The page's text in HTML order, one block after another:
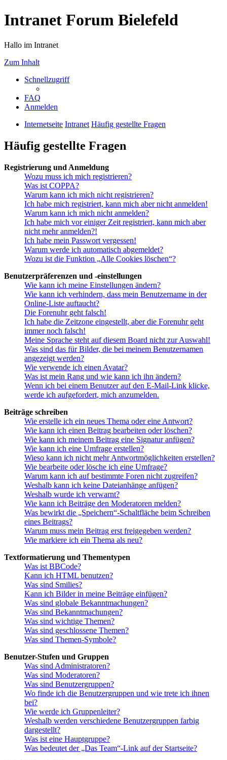
Intranet Forum Bielefeld
Hallo im Intranet
Zum Inhalt
Schnellzugriff
FAQ
Anmelden
Internetseite Intranet Häufig gestellte Fragen
Häufig gestellte Fragen
Registrierung und Anmeldung
Wozu muss ich mich registrieren?
Was ist COPPA?
Warum kann ich mich nicht registrieren?
Ich habe mich registriert, kann mich aber nicht anmelden!
Warum kann ich mich nicht anmelden?
Ich habe mich vor einiger Zeit registriert, kann mich aber
nicht mehr anmelden?!
Ich habe mein Passwort vergessen!
Warum werde ich automatisch abgemeldet?
Wozu ist die Funktion „Alle Cookies löschen“?
Benutzerpräferenzen und -einstellungen
Wie kann ich meine Einstellungen ändern?
Wie kann ich verhindern, dass mein Benutzername in der
Online-Liste auftaucht?
Die Forenuhr geht falsch!
Ich habe die Zeitzone eingestellt, aber die Forenuhr geht
immer noch falsch!
Meine Sprache steht auf diesem Board nicht zur Auswahl!
Was sind das für Bilder, die bei meinem Benutzernamen
angezeigt werden?
Wie verwende ich einen Avatar?
Was ist mein Rang und wie kann ich ihn ändern?
Wenn ich bei einem Benutzer auf den E-Mail-Link klicke,
werde ich aufgefordert, mich anzumelden.
Beiträge schreiben
Wie erstelle ich ein neues Thema oder eine Antwort?
Wie kann ich einen Beitrag bearbeiten oder löschen?
Wie kann ich meinem Beitrag eine Signatur anfügen?
Wie kann ich eine Umfrage erstellen?
Wieso kann ich nicht mehr Antwortmöglichkeiten erstellen?
Wie bearbeite oder lösche ich eine Umfrage?
Warum kann ich auf bestimmte Foren nicht zugreifen?
Weshalb kann ich keine Dateianhänge anfügen?
Weshalb wurde ich verwarnt?
Wie kann ich Beiträge den Moderatoren melden?
Was bewirkt die „Speichern“-Schaltfläche beim Schreiben
eines Beitrags?
Warum muss mein Beitrag erst freigegeben werden?
Wie markiere ich ein Thema als neu?
Textformatierung und Thementypen
Was ist BBCode?
Kann ich HTML benutzen?
Was sind Smilies?
Kann ich Bilder in meine Beiträge einfügen?
Was sind globale Bekanntmachungen?
Was sind Bekanntmachungen?
Was sind wichtige Themen?
Was sind geschlossene Themen?
Was sind Themen-Symbole?
Benutzer-Stufen und Gruppen
Was sind Administratoren?
Was sind Moderatoren?
Was sind Benutzergruppen?
Wo finde ich die Benutzergruppen und wie trete ich ihnen
bei?
Wie werde ich Gruppenleiter?
Weshalb werden verschiedene Benutzergruppen farbig
dargestellt?
Was ist eine Hauptgruppe?
Was bedeutet der „Das Team“-Link auf der Startseite?